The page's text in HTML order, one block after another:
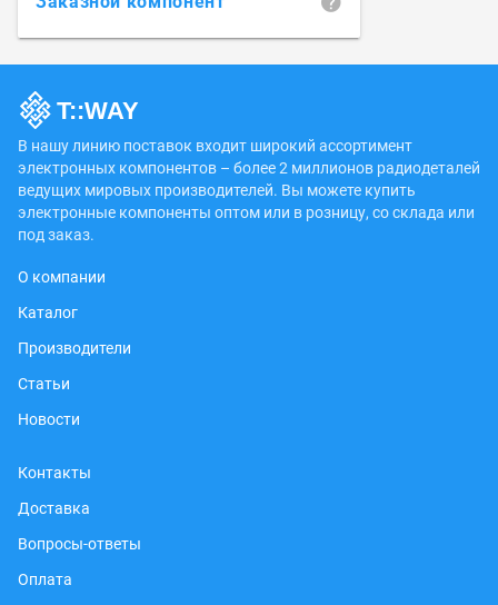
В нашу линию поставок входит широкий ассортимент
электронных компонентов – более 2 миллионов радиодеталей
ведущих мировых производителей. Вы можете купить
электронные компоненты оптом или в розницу, со склада или
под заказ.
О компании
Каталог
Производители
Статьи
Новости
Контакты
Доставка
Вопросы-ответы
Оплата